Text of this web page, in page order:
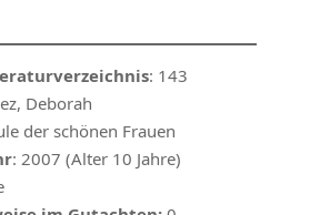
: 143
Deborah
der schönen Frauen
: 2007 (Alter 10 Jahre)